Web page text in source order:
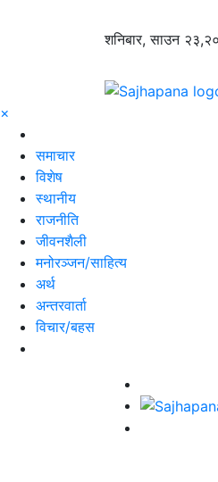
शनिबार, साउन
×
समाचार
विशेष
स्थानीय
राजनीति
जीवनशैली
मनोरञ्जन/साहित्य
अर्थ
अन्तरवार्ता
विचार/बहस